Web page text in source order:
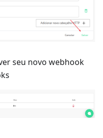
seu novo webhook